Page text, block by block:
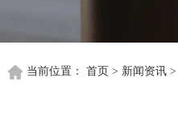
当前位置： 首页 > 新闻资讯>